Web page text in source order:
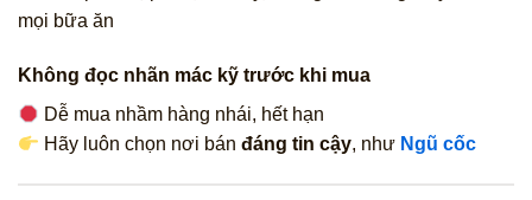
mọi bữa ăn
Không đọc nhãn mác kỹ trước khi mua
Dễ mua nhầm hàng nhái, hết hạn
Hãy luôn chọn nơi bánđáng tin cậy, như Ngũ cốc